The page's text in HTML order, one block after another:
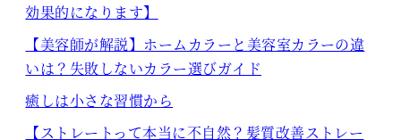
効果的になります】
【美容師が解説】ホームカラーと美容室カラーの違
いは？失敗しないカラー選びガイド
癒しは小さな習慣から
【ストレートって本当に不自然？髪質改善ストレー